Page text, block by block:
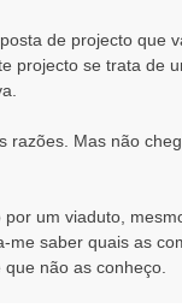
de projecto que
projecto se trata de
Mas não
um viaduto,
saber quais as
não as conheço.